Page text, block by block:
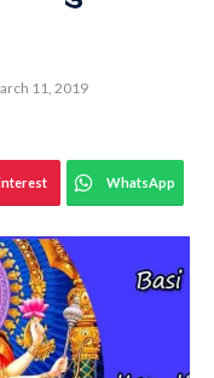
11, 2019
WhatsApp